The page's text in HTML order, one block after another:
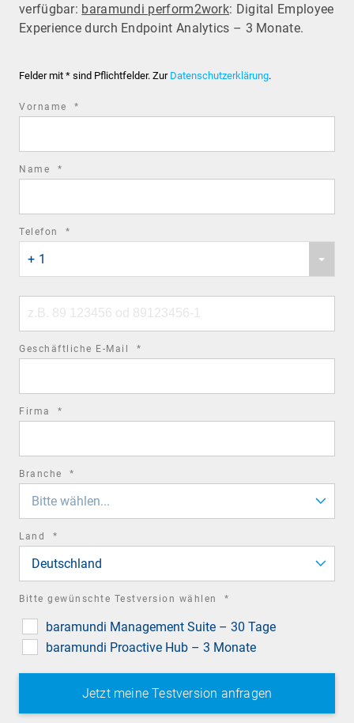
verfügbar: baramundi perform2work: Digital Employee
Experience durch Endpoint Analytics – 3 Monate.
Felder mit * sind Pflichtfelder. Zur Datenschutzerklärung.
Vorname *
Name *
Telefon *
country
code
+ 1
number
Geschäftliche E-Mail *
Firma *
Branche *
Bitte wählen...
Land *
Deutschland
Bitte gewünschte Testversion wählen *
baramundi Management Suite – 30 Tage
baramundi Proactive Hub – 3 Monate